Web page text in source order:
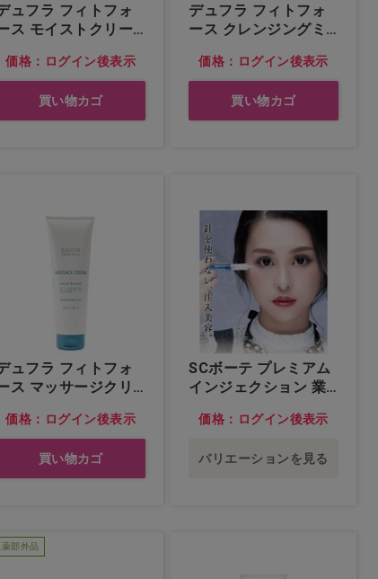
ュフラ フィトフォ
ス モイストクリー
価格：ログイン後表示
買い物カゴ
デュフラ フィトフォ
ース クレンジングミ
価格：ログイン後表示
買い物カゴ
ュフラ フィトフォ
ス マッサージクリ
価格：ログイン後表示
買い物カゴ
SCボーテ プレミアム
インジェクション 業
価格：ログイン後表示
バリエーションを見る
薬部外品